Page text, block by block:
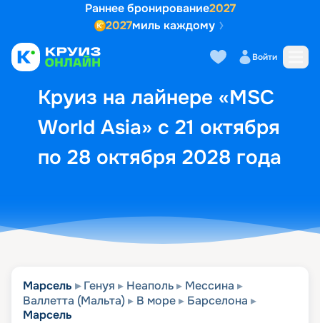
Раннее бронирование2027
2027миль каждому
Войти
Круиз на лайнере «MSC
World Asia» с 21 октября
по 28 октября 2028 года
Выбор кают Маршрут и
Марсель Генуя Неаполь
Мессина
Валлетта (Мальта)
В море
Барселона
Марсель